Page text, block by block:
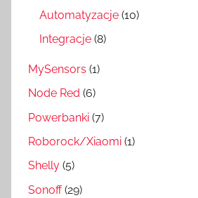
Automatyzacje (10)
Integracje (8)
MySensors (1)
Node Red (6)
Powerbanki (7)
Roborock/Xiaomi (1)
Shelly (5)
Sonoff(29)